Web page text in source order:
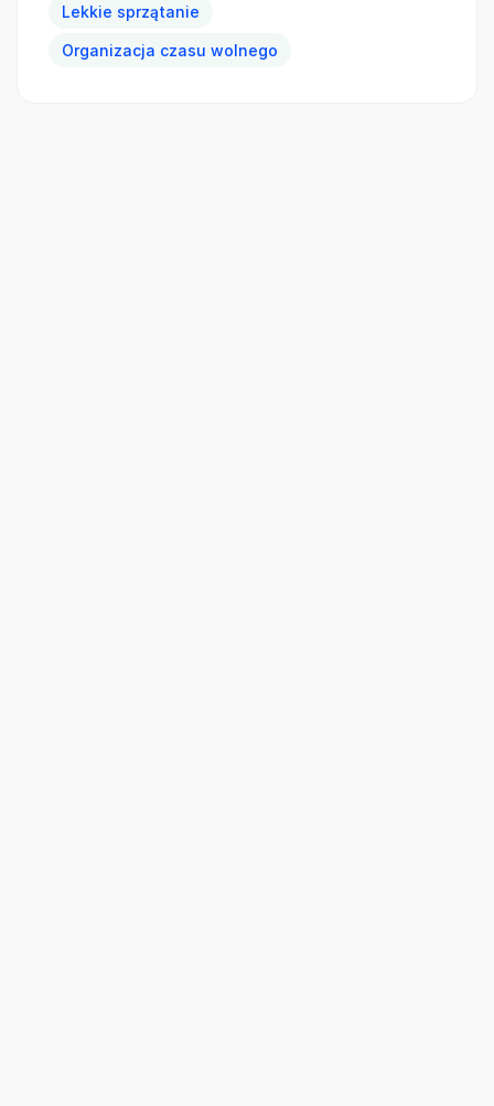
Lekkie sprzątanie
Organizacja czasu wolnego